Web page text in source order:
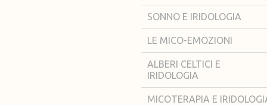
SONNO E IRIDOLOGIA
LE MICO-EMOZIONI
ALBERI CELTICI E
IRIDOLOGIA
MICOTERAPIA E